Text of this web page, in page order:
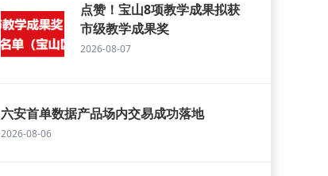
点赞！宝山8项教学成果拟获
市级教学成果奖
2026-08-07
六安首单数据产品场内交易成功落地
2026-08-06